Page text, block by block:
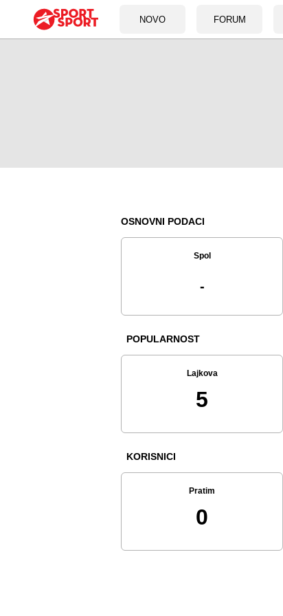
NOVO FORUM
OSNOVNI PODACI
Spol
-
POPULARNOST
Lajkova
5
KORISNICI
Pratim
0